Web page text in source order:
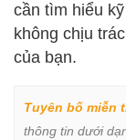
cần tìm hiểu
không chịu
của bạn.
Tuyên bố miễn
thông tin dưới